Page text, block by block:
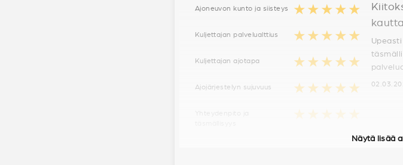
Ajoneuvon kunto ja siisteys ★★★★★
Kuljettajan palvelualttius ★★★★★
Kuljettajan ajotapa ★★★★★
Ajojärjestelyn sujuvuus ★★★★★
★★★★★
Näytä lisää